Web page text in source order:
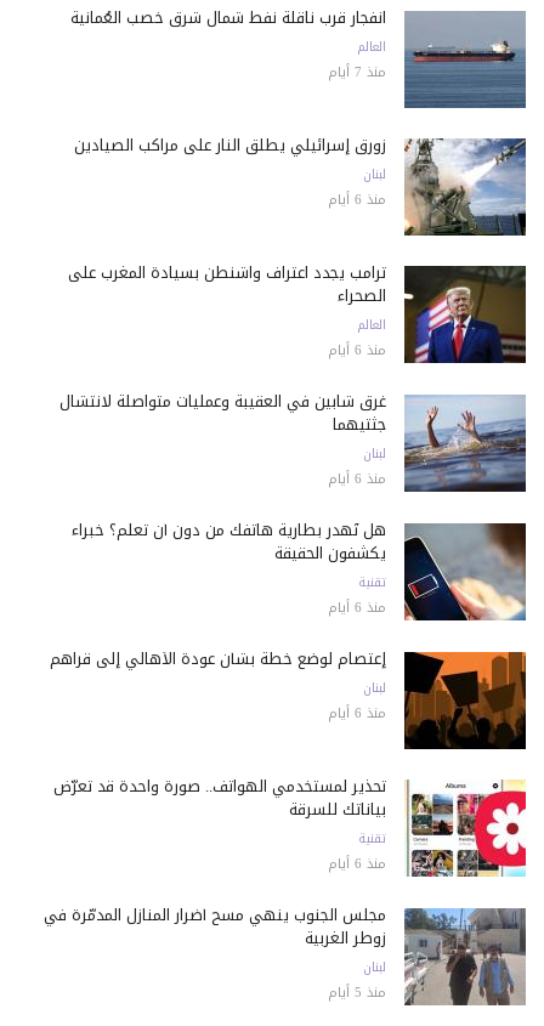
انفجار قرب ناقلة نفط شمال شرق خصب العُمانية
العالم
منذ 7 أيام
زورق إسرائيلي يطلق النار على مراكب الصيادين
لبنان
منذ 6 أيام
ترامب يجدد اعتراف واشنطن بسيادة المغرب على
الصحراء
العالم
منذ 6 أيام
غرق شابين في العقيبة وعمليات متواصلة لانتشال
جثتيهما
لبنان
منذ 6 أيام
هل تُهدر بطارية هاتفك من دون أن تعلم؟ خبراء
يكشفون الحقيقة
تقنية
منذ 6 أيام
إعتصام لوضع خطة بشأن عودة الأهالي إلى قراهم
لبنان
منذ 6 أيام
تحذير لمستخدمي الهواتف.. صورة واحدة قد تعرّض
بياناتك للسرقة
تقنية
منذ 6 أيام
مجلس الجنوب ينهي مسح أضرار المنازل المدمّرة في
زوطر الغربية
لبنان
منذ 5 أيام